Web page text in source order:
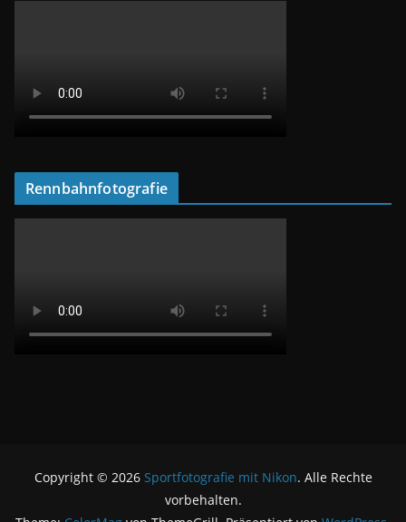
Rennbahnfotografie
Copyright © 2026 Sportfotografie mit Nikon. Alle Rechte
vorbehalten.